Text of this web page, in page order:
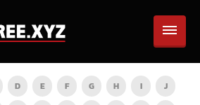
D E F G H I
J